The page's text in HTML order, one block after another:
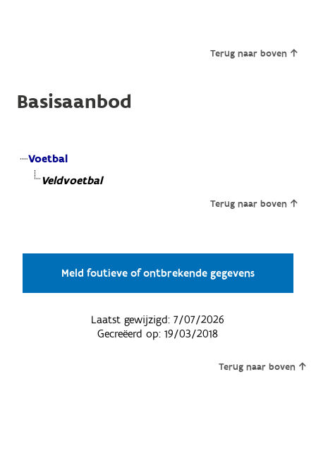
Terug naar boven
Basisaanbod
Voetbal
Veldvoetbal
Terug naar boven
Meld foutieve of ontbrekende gegevens
Laatst gewijzigd:7/07/2026
Gecreëerd op:19/03/2018
Terug naar boven